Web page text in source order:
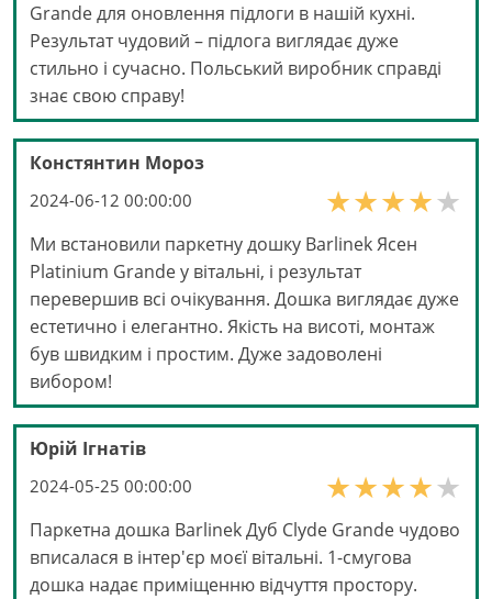
Grande для оновлення підлоги в нашій кухні.
Результат чудовий – підлога виглядає дуже
стильно і сучасно. Польський виробник справді
знає свою справу!
Констянтин Мороз
2024-06-12 00:00:00
Ми встановили паркетну дошку Barlinek Ясен
Platinium Grande у вітальні, і результат
перевершив всі очікування. Дошка виглядає дуже
естетично і елегантно. Якість на висоті, монтаж
був швидким і простим. Дуже задоволені
вибором!
Юрій Ігнатів
2024-05-25 00:00:00
Паркетна дошка Barlinek Дуб Clyde Grande чудово
вписалася в інтер'єр моєї вітальні. 1-смугова
дошка надає приміщенню відчуття простору.